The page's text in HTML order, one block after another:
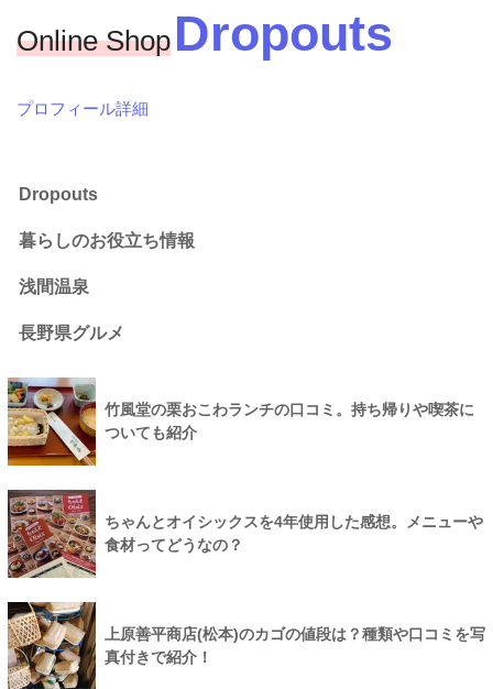
Online Shop Dropouts
プロフィール詳細
Dropouts
暮らしのお役立ち情報
浅間温泉
長野県グルメ
竹風堂の栗おこわランチの口コミ。持ち帰りや喫茶に
ついても紹介
ちゃんとオイシックスを4年使用した感想。メニューや
食材ってどうなの？
上原善平商店(松本)のカゴの値段は？種類や口コミを写
真付きで紹介！